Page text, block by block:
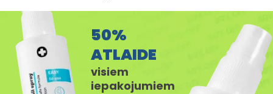
50%
ATLAIDE
visiem
iepakojumiem